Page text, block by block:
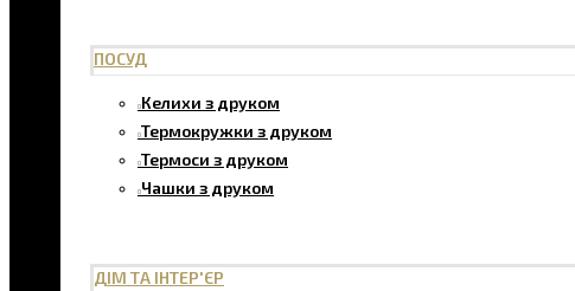
ПОСУД
Келихи з друком
Термокружки з друком
Термоси з друком
Чашки з друком
ДІМ ТА ІНТЕР'ЄР